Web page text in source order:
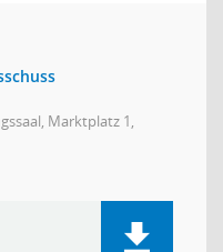
Marktplatz 1,